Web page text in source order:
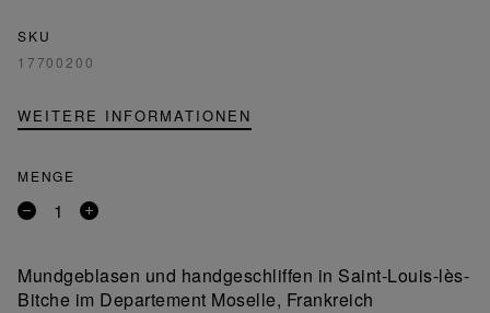
SKU
17700200
WEITERE INFORMATIONEN
MENGE
Entfernen
Produkt
Ein
Mundgeblasen und handgeschliffen in Saint-Louis-lès-
Bitche im Departement Moselle, Frankreich